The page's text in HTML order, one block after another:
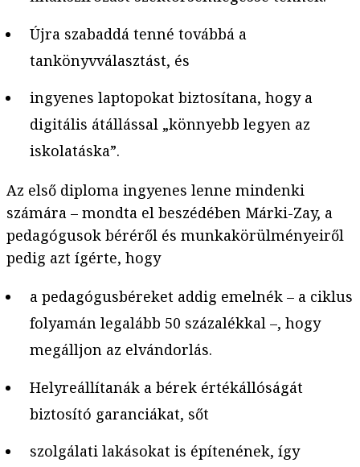
Újra szabaddá tenné továbbá a
tankönyvválasztást, és
ingyenes laptopokat biztosítana, hogy a
digitális átállással „könnyebb legyen az
iskolatáska”.
Az első diploma ingyenes lenne mindenki
számára – mondta el beszédében Márki-Zay, a
pedagógusok béréről és munkakörülményeiről
pedig azt ígérte, hogy
a pedagógusbéreket addig emelnék – a ciklus
folyamán legalább 50 százalékkal –, hogy
megálljon az elvándorlás.
Helyreállítanák a bérek értékállóságát
biztosító garanciákat, sőt
szolgálati lakásokat is építenének, így